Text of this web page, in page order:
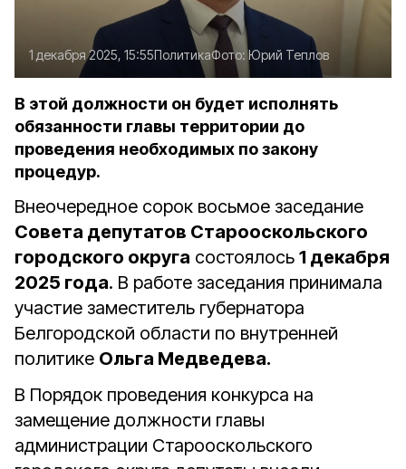
1 декабря 2025, 15:55ПолитикаФото:Юрий Теплов
В этой должности он будет исполнять
обязанности главы территории до
проведения необходимых по закону
процедур.
Внеочередное сорок восьмое заседание
Совета депутатов Старооскольского
городского округа состоялось 1 декабря
2025 года. В работе заседания принимала
участие заместитель губернатора
Белгородской области по внутренней
политике Ольга Медведева.
В Порядок проведения конкурса на
замещение должности главы
администрации Старооскольского